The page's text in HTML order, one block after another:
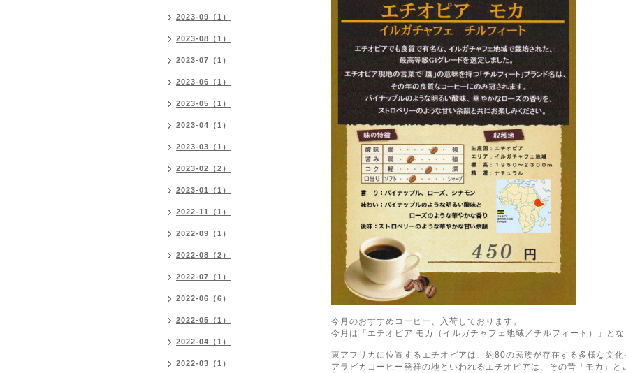
今月のおすすめコーヒー、入荷しております。
今月は「エチオピア モカ（イルガチャフェ地域／チルフィート）」とな
東アフリカに位置するエチオピアは、約80の民族が存在する多様な文化
アラビカコーヒー発祥の地といわれるエチオピアは、その昔「モカ」と
2023-09（1）
2023-08（1）
2023-07（1）
2023-06（1）
2023-05（1）
2023-04（1）
2023-03（1）
2023-02（2）
2023-01（1）
2022-11（1）
2022-09（1）
2022-08（2）
2022-07（1）
2022-06（6）
2022-05（1）
2022-04（1）
2022-03（1）